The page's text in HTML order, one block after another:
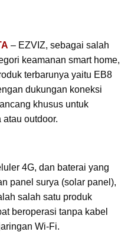
– EZVIZ, sebagai salah
keamanan smart home,
terbarunya yaitu EB8
dukungan koneksi
khusus untuk
outdoor.
4G, dan baterai yang
panel surya (solar panel),
salah satu produk
beroperasi tanpa kabel
Wi-Fi.